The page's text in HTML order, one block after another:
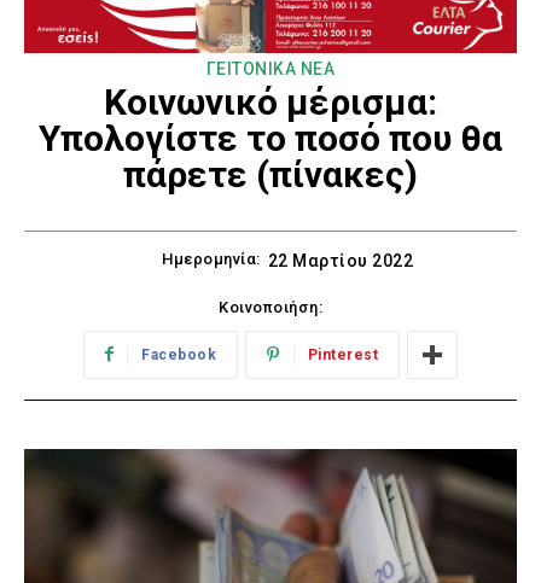
ΓΕΙΤΟΝΙΚΑ ΝΕΑ
Κοινωνικό μέρισμα:
Υπολογίστε το ποσό που θα
πάρετε (πίνακες)
Ημερομηνία: 22 Μαρτίου 2022
Κοινοποιήση:
Facebook Pinterest